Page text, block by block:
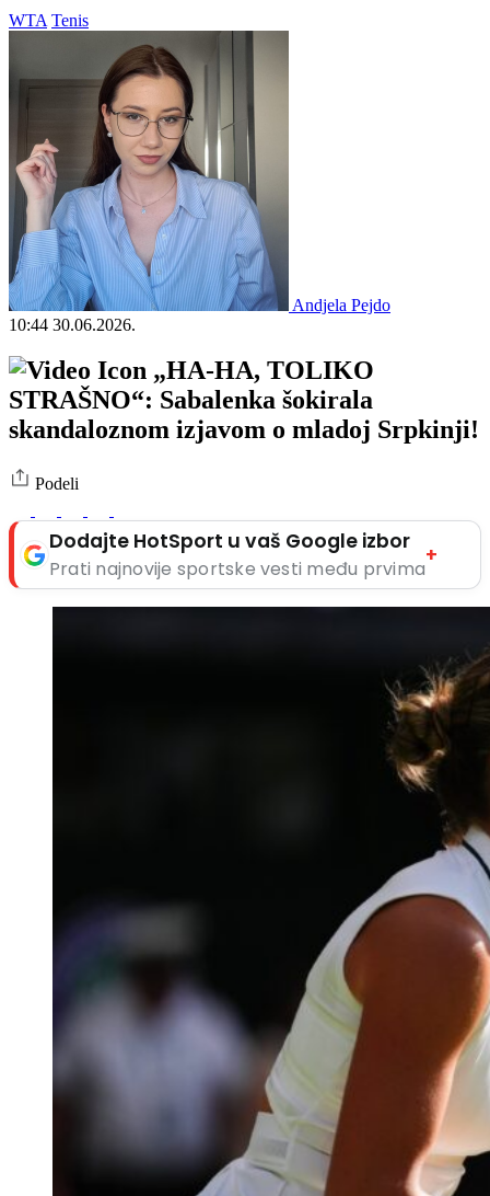
WTA Tenis
Andjela Pejdo
10:44 30.06.2026.
„HA-HA, TOLIKO
STRAŠNO“: Sabalenka šokirala
skandaloznom izjavom o mladoj Srpkinji!
Podeli
Dodajte HotSport u vaš Google izbor
Prati najnovije sportske vesti među prvima
+